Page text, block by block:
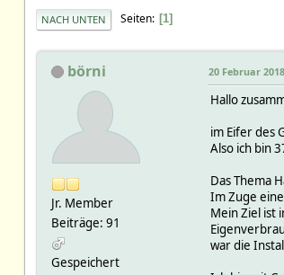
NACH UNTEN Seiten 1
börni
Jr. Member
Beiträge: 91
Gespeichert
20 Februar
Hallo
im Eifer des
Also ich bin
Das Thema
Im Zuge
Mein Ziel ist
war die